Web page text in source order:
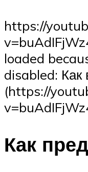
https://
loaded
disabled: Как
(https://
Как